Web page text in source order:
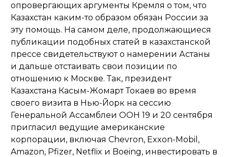
опровергающих аргументы Кремля о том, что
Казахстан каким-то образом обязан России за
эту помощь. На самом деле, продолжающиеся
публикации подобных статей в казахстанской
прессе свидетельствуют о намерении Астаны
и дальше отстаивать свои позиции по
отношению к Москве. Так, президент
Казахстана Касым-Жомарт Токаев во время
своего визита в Нью-Йорк на сессию
Генеральной Ассамблеи ООН 19 и 20 сентября
пригласил ведущие американские
корпорации, включая Chevron, Exxon-Mobil,
Amazon, Pfizer, Netflix и Boeing, инвестировать в